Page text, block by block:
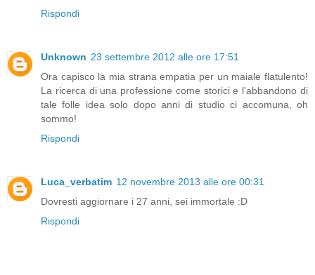
Rispondi
Unknown 23 settembre 2012 alle ore 17:51
Ora capisco la mia strana empatia per un maiale flatulento!
La ricerca di una professione come storici e l'abbandono di
tale folle idea solo dopo anni di studio ci accomuna, oh
sommo!
Rispondi
Luca_verbatim 12 novembre 2013 alle ore 00:31
Dovresti aggiornare i 27 anni, sei immortale :D
Rispondi